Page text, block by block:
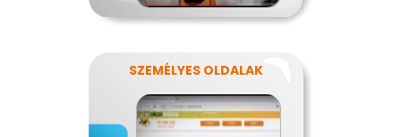
SZEMÉLYES OLDALAK